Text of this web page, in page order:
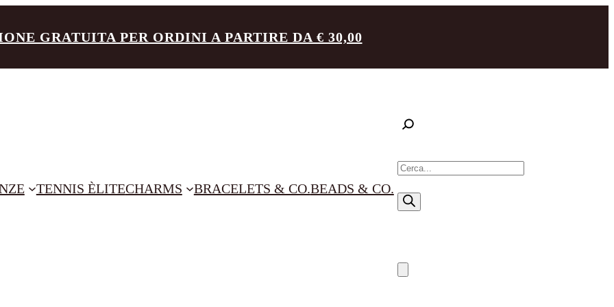
GRATUITA PER ORDINI A PARTIRE DA € 30,00
TENNIS ÈLITECHARMS BRACELETS & CO.BEADS & CO.
R
c
c